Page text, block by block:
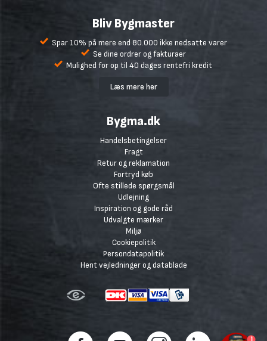
Bliv Bygmaster
Spar 10% på mere end 80.000 ikke nedsatte varer
Se dine ordrer og fakturaer
Mulighed for op til 40 dages rentefri kredit
Læs mere her
Bygma.dk
Handelsbetingelser
Fragt
Retur og reklamation
Fortryd køb
Ofte stillede spørgsmål
Udlejning
Inspiration og gode råd
Udvalgte mærker
Miljø
Cookiepolitik
Persondatapolitik
Hent vejledninger og datablade